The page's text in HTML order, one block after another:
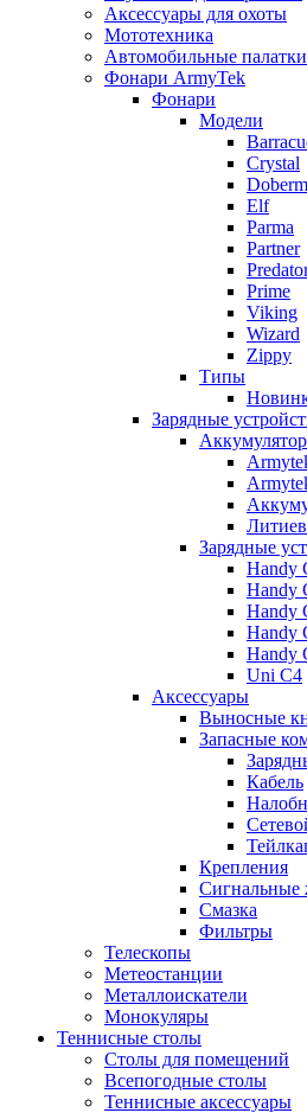
Аксессуары для охоты
Мототехника
Автомобильные палатки
Фонари ArmyTek
Фонари
Модели
Crystal
Elf
Parma
Partner
Prime
Viking
Wizard
Zippy
Типы
Зарядные
Зарядные
Handy
Handy
Handy
Handy
Handy
Uni C4
Аксессуары
Выносные
Запасные
Кабель
Крепления
Сигнальные
Смазка
Фильтры
Телескопы
Метеостанции
Металлоискатели
Монокуляры
Теннисные столы
Столы для помещений
Всепогодные столы
Теннисные аксессуары